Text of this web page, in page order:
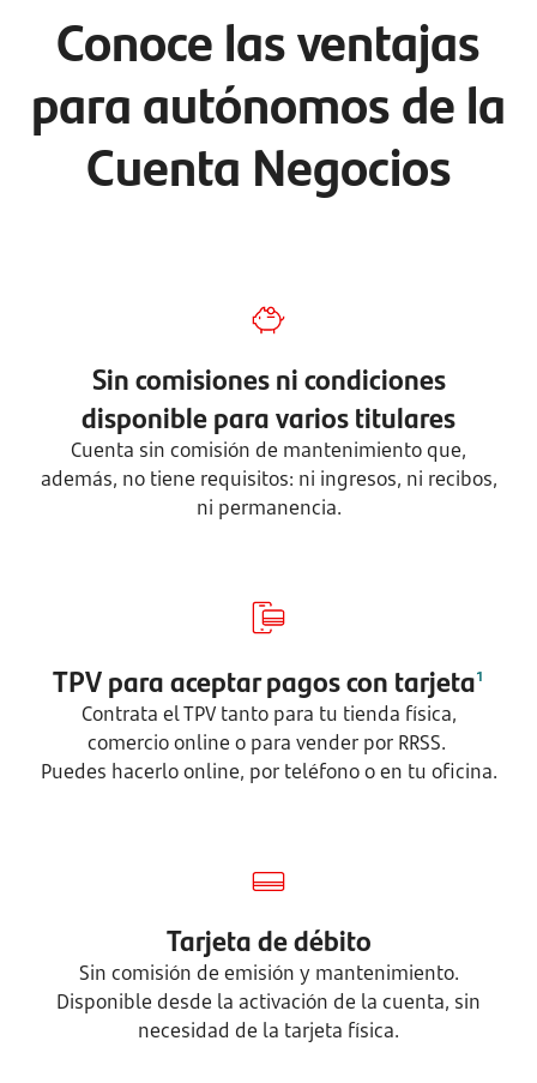
Conoce las ventajas
para autónomos de la
Cuenta Negocios
Sin comisiones ni condiciones
disponible para varios titulares
Cuenta sin comisión de mantenimiento que,
además, no tiene requisitos: ni ingresos, ni recibos,
ni permanencia.
TPV para aceptar pagos con tarjeta1
Contrata el TPV tanto para tu tienda física,
comercio online o para vender por RRSS.
Puedes hacerlo online, por teléfono o en tu oficina.
Tarjeta de débito
Sin comisión de emisión y mantenimiento.
Disponible desde la activación de la cuenta, sin
necesidad de la tarjeta física.